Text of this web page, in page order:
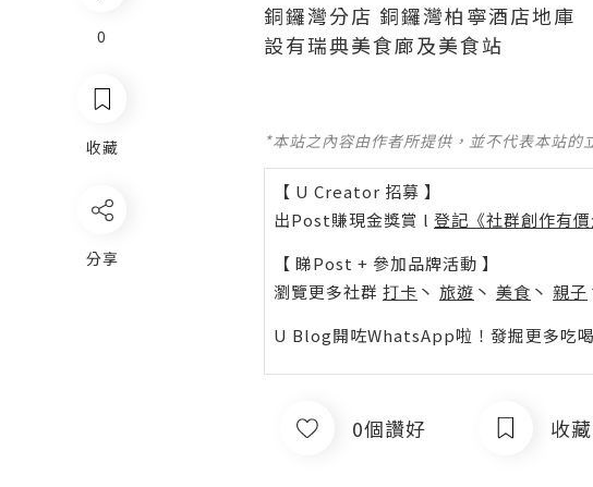
0
收藏
分享
銅鑼灣分店 銅鑼灣柏寧酒店地庫
設有瑞典美食廊及美食站
*本站之內容由作者所提供，並不代表本站
【 U Creator 招募 】
出Post賺現金獎賞 l 登記《社群創作有價
【 睇Post + 參加品牌活動 】
瀏覽更多社群 打卡 丶 旅遊 丶 美食 丶 親子
U Blog開咗WhatsApp啦！發掘更多吃喝
0個讚好 收藏